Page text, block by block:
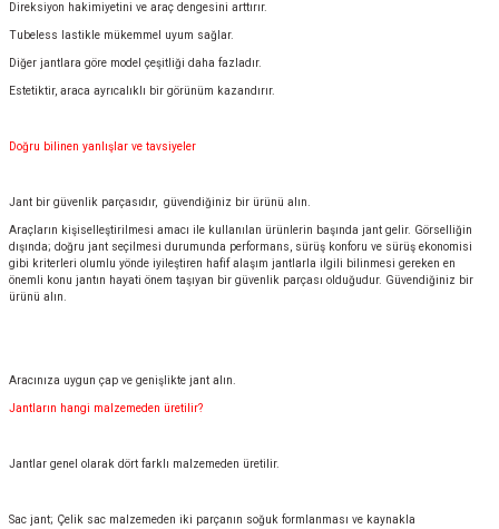
Direksiyon hakimiyetini ve araç dengesini arttırır.
Tubeless lastikle mükemmel uyum sağlar.
Diğer jantlara göre model çeşitliği daha fazladır.
Estetiktir, araca ayrıcalıklı bir görünüm kazandırır.
Doğru bilinen yanlışlar ve tavsiyeler
Jant bir güvenlik parçasıdır, güvendiğiniz bir ürünü alın.
Araçların kişiselleştirilmesi amacı ile kullanılan ürünlerin başında jant gelir. Görselliğin
dışında; doğru jant seçilmesi durumunda performans, sürüş konforu ve sürüş ekonomisi
gibi kriterleri olumlu yönde iyileştiren hafif alaşım jantlarla ilgili bilinmesi gereken en
önemli konu jantın hayati önem taşıyan bir güvenlik parçası olduğudur. Güvendiğiniz bir
ürünü alın.
Aracınıza uygun çap ve genişlikte jant alın.
Jantların hangi malzemeden üretilir?
Jantlar genel olarak dört farklı malzemeden üretilir.
Sac jant; Çelik sac malzemeden iki parçanın soğuk formlanması ve kaynakla